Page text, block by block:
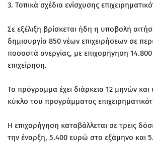
3. Τοπικά σχέδια ενίσχυσης
Σε εξέλιξη βρίσκεται ήδη η υποβολή
δημιουργία 850 νέων επιχειρήσεων σε
ποσοστά ανεργίας, με επιχορήγηση
επιχείρηση.
Το πρόγραμμα έχει διάρκεια 12 μηνών και
κύκλο του προγράμματος
Η επιχορήγηση καταβάλλεται σε τρεις
την έναρξη, 5.400 ευρώ στο εξάμηνο και